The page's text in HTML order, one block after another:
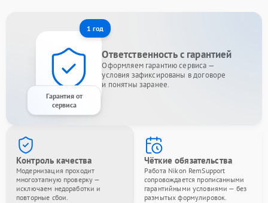
1 год
Гарантия от
сервиса
Ответственность с гарантией
Оформляем гарантию сервиса —
условия зафиксированы в договоре
и понятны заранее.
Контроль качества
Модернизация проходит
многоэтапную проверку —
исключаем недоработки и
повторные сбои.
Чёткие обязательства
Работа Nikon RemSupport
сопровождается прописанными
гарантийными условиями — без
размытых формулировок.